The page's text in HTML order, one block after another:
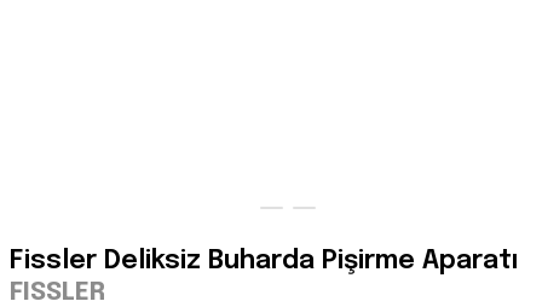
Fissler Deliksiz Buharda Pişirme Aparatı
FISSLER